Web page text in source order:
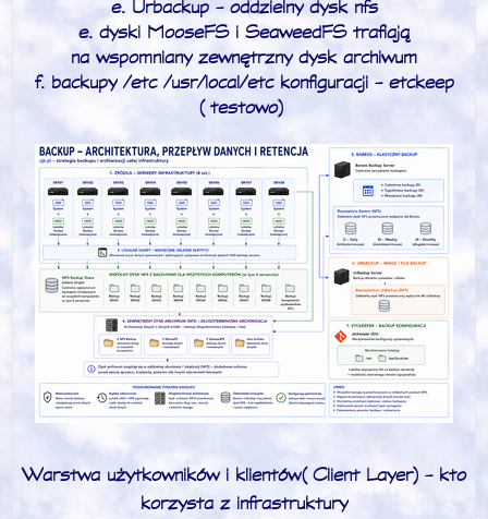
e. Urbackup - oddzielny dysk nfs
e. dyski MooseFS i SeaweedFS trafiają
na wspomniany zewnętrzny dysk archiwum
f. backupy /etc /usr/local/etc konfiguracji - etckeep
(testowo)
Warstwa użytkowników i klientów (Client Layer) - kto
korzysta z infrastruktury